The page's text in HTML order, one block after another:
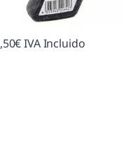
€IVA Incluido